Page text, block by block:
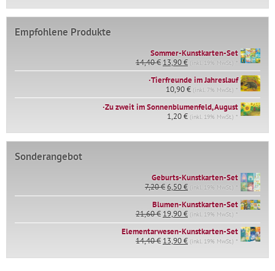
Empfohlene Produkte
Sommer-Kunstkarten-Set
14,40€ Ursprünglicher
Preis
war:
14,40 €
13,90€Aktueller
Preis
ist:
13,90 €.
(inkl. 19% MwSt.) *
∙Tierfreunde im Jahreslauf
10,90€ (inkl. 7% MwSt.) *
∙Zu zweit im Sonnenblumenfeld, August
1,20€ (inkl. 19% MwSt.) *
Sonderangebot
Geburts-Kunstkarten-Set
7,20€Ursprünglicher
Preis
war:
7,20 €
6,50€Aktueller
Preis
ist:
6,50 €.
(inkl. 19% MwSt.) *
Blumen-Kunstkarten-Set
21,60€ Ursprünglicher
Preis
war:
21,60 €
19,90€Aktueller
Preis
ist:
19,90 €.
(inkl. 19% MwSt.) *
Elementarwesen-Kunstkarten-Set
14,40€ Ursprünglicher
war:
13,90€Aktueller
ist:
(inkl. 19% MwSt.) *